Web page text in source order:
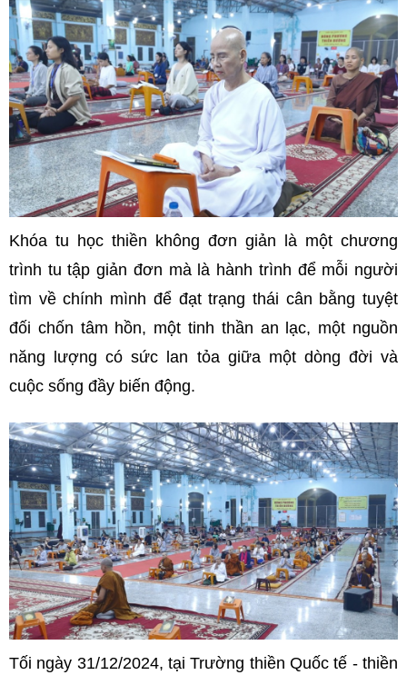
Khóa tu học thiền không đơn giản là một chương
trình tu tập giản đơn mà là hành trình để mỗi người
tìm về chính mình để đạt trạng thái cân bằng tuyệt
đối chốn tâm hồn, một tinh thần an lạc, một nguồn
năng lượng có sức lan tỏa giữa một dòng đời và
cuộc sống đầy biến động.
Tối ngày 31/12/2024, tại Trường thiền Quốc tế - thiền